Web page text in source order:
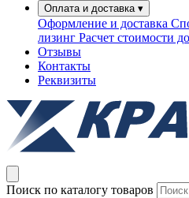
Оплата и доставка ▾
Оформление и доставка
лизинг Расчет стоимости
Отзывы
Контакты
Реквизиты
Поиск по каталогу товаров